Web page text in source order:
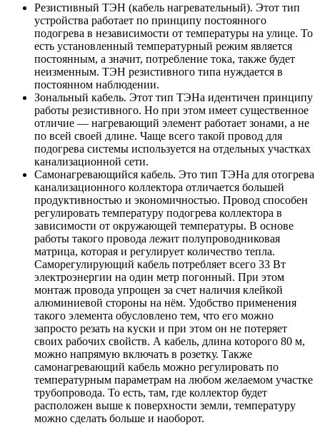
Резистивный ТЭН (кабель нагревательный). Этот тип
устройства работает по принципу постоянного
подогрева в независимости от температуры на улице. То
есть установленный температурный режим является
постоянным, а значит, потребление тока, также будет
неизменным. ТЭН резистивного типа нуждается в
постоянном наблюдении.
Зональный кабель. Этот тип ТЭНа идентичен принципу
работы резистивного. Но при этом имеет существенное
отличие — нагревающий элемент работает зонами, а не
по всей своей длине. Чаще всего такой провод для
подогрева системы используется на отдельных участках
канализационной сети.
Самонагревающийся кабель. Это тип ТЭНа для отогрева
канализационного коллектора отличается большей
продуктивностью и экономичностью. Провод способен
регулировать температуру подогрева коллектора в
зависимости от окружающей температуры. В основе
работы такого провода лежит полупроводниковая
матрица, которая и регулирует количество тепла.
Саморегулирующий кабель потребляет всего 33 Вт
электроэнергии на один метр погонный. При этом
монтаж провода упрощен за счет наличия клейкой
алюминиевой стороны на нём. Удобство применения
такого элемента обусловлено тем, что его можно
запросто резать на куски и при этом он не потеряет
своих рабочих свойств. А кабель, длина которого 80 м,
можно напрямую включать в розетку. Также
самонагревающий кабель можно регулировать по
температурным параметрам на любом желаемом участке
трубопровода. То есть, там, где коллектор будет
расположен выше к поверхности земли, температуру
можно сделать больше и наоборот.